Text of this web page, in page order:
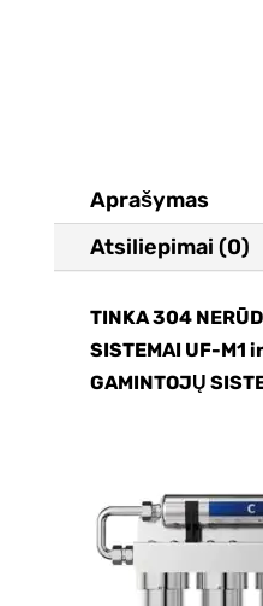
Aprašymas
Atsiliepimai (0)
TINKA 304
SISTEMAI UF-M1
GAMINTOJŲ